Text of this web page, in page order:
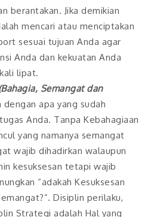
berantakan. Jika demikian
mencari atau menciptakan
sesuai tujuan Anda agar
Anda dan kekuatan Anda
lipat.
Semangat dan
dengan apa yang sudah
Anda. Tanpa Kebahagiaan
yang namanya semangat
wajib dihadirkan walaupun
kesuksesan tetapi wajib
“adakah Kesuksesan
Disiplin perilaku,
Strategi adalah Hal yang